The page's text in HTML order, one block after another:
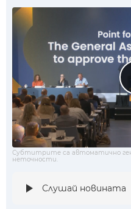
Субтитрите са автоматично
неточности.
Слушай новината